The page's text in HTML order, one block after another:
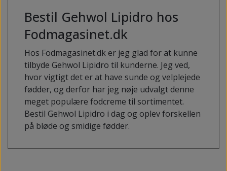
Bestil Gehwol Lipidro hos
Fodmagasinet.dk
Hos Fodmagasinet.dk er jeg glad for at kunne
tilbyde Gehwol Lipidro til kunderne. Jeg ved,
hvor vigtigt det er at have sunde og velplejede
fødder, og derfor har jeg nøje udvalgt denne
meget populære fodcreme til sortimentet.
Bestil Gehwol Lipidro i dag og oplev forskellen
på bløde og smidige fødder.